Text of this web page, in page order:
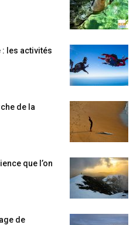
les activités
de la
que l’on
de